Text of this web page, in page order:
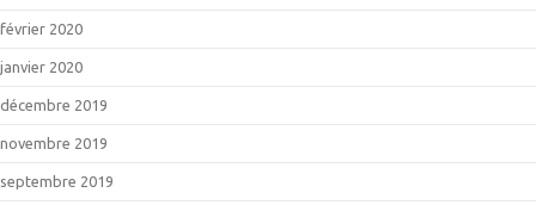
février 2020
janvier 2020
décembre 2019
novembre 2019
septembre 2019